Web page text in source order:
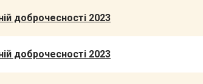
доброчесності 2023
доброчесності 2023